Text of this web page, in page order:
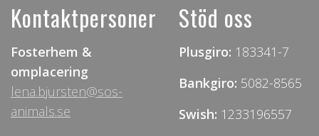
Kontaktpersoner
Fosterhem &
omplacering
lena.bjursten@sos-
animals.se
Stöd oss
Plusgiro: 183341-7
Bankgiro: 5082-8565
Swish: 1233196557